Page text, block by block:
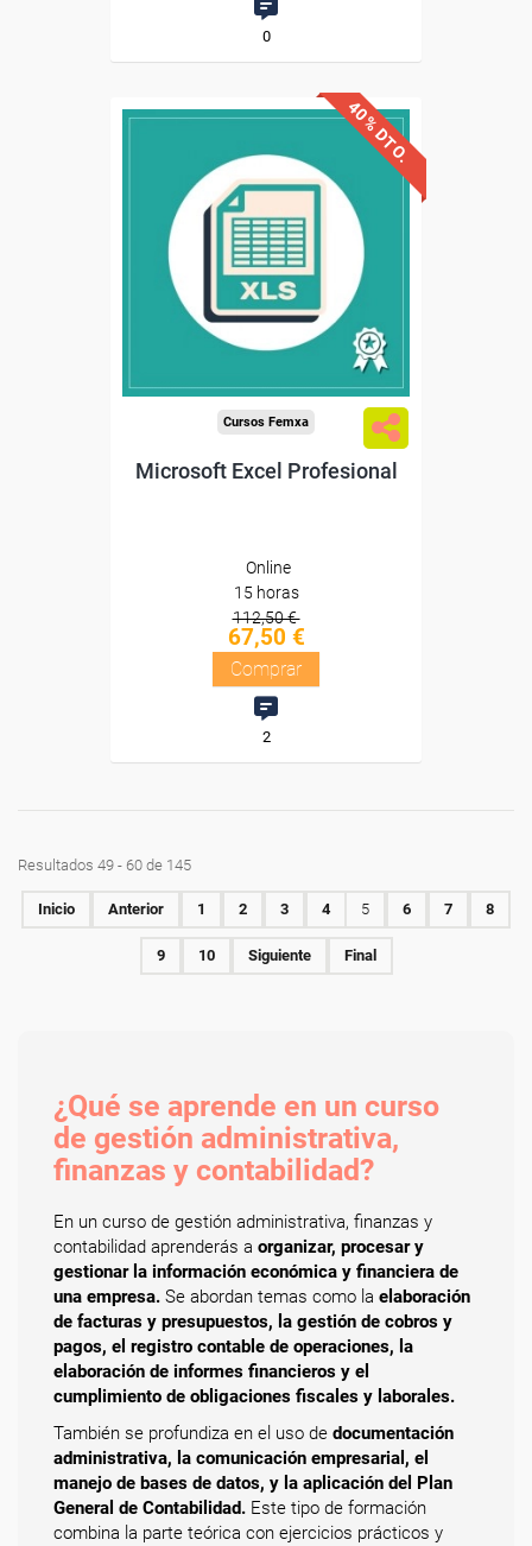
0
40% DTO.
Descuentos especiales
Sin requisitos de acceso
Diploma
Cursos Femxa
Microsoft Excel Profesional
Online
15 horas
112,50 €
67,50 €
Comprar
2
Resultados 49 - 60 de 145
Inicio Anterior 1 2 3 4 5 6 7 8
9 10 Siguiente Final
¿Qué se aprende en un curso
de gestión administrativa,
finanzas y contabilidad?
En un curso de gestión administrativa, finanzas y
contabilidad aprenderás a organizar, procesar y
gestionar la información económica y financiera de
una empresa. Se abordan temas como la elaboración
de facturas y presupuestos, la gestión de cobros y
pagos, el registro contable de operaciones, la
elaboración de informes financieros y el
cumplimiento de obligaciones fiscales y laborales.
También se profundiza en el uso de documentación
administrativa, la comunicación empresarial, el
manejo de bases de datos, y la aplicación del Plan
General de Contabilidad. Este tipo de formación
combina la parte teórica con ejercicios prácticos y